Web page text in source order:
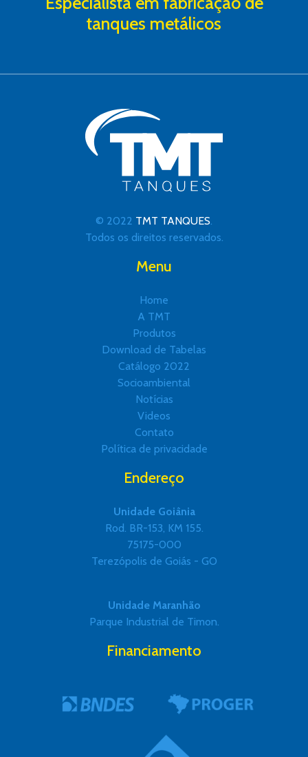
tanques metálicos
© 2022 TMT TANQUES
Todos os direitos reservados.
Menu
Home
A TMT
Produtos
Download de Tabelas
Catálogo 2022
Socioambiental
Notícias
Videos
Contato
Política de privacidade
Endereço
Unidade Goiânia
Rod. BR-153, KM 155.
75175-000
Terezópolis de Goiás - GO
Unidade Maranhão
Parque Industrial de Timon.
Financiamento